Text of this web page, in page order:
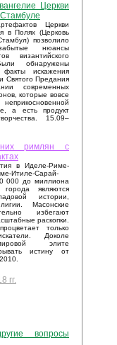
Церкви
Церкви
в Полях (Церковь
позволило
нюансы
византийского
обнаружены
факты искажения
Святого Предания
современных
которые вовсе
а есть продукт
15.09–
римлян с
в Иделе-Риме-
Итиле-Сарай-
000 до миллиона
являются
истории,
Масонские
избегают
раскопки.
только
Доколе
элите
истину от
гг.
вопросы